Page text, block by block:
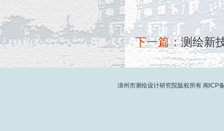
下一篇：测绘新
漳州市测绘设计研究院版权所有 闽ICP